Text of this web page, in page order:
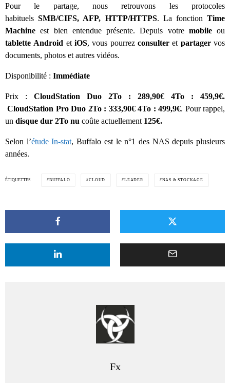
Pour le partage, nous retrouvons les protocoles
habituelsSMB/CIFS, AFP, HTTP/HTTPS. La fonctionTime
Machine est bien entendue présente. Depuis votre mobileou
tablette Android etiOS, vous pourrezconsulter et partagervos
documents, photos et autres vidéos.
Disponibilité : Immédiate
Prix : CloudStation Duo 2To : 289,90€ 4To : 459,9€.
CloudStation Pro Duo 2To : 333,90€ 4To : 499,9€. Pour rappel,
un disque dur 2To nu coûte actuellement 125€.
Selon l’étude In-stat, Buffalo est le n°1 des NAS depuis plusieurs
années.
ÉTIQUETTES BUFFALO CLOUD LEADER NAS & STOCKAGE
Fx